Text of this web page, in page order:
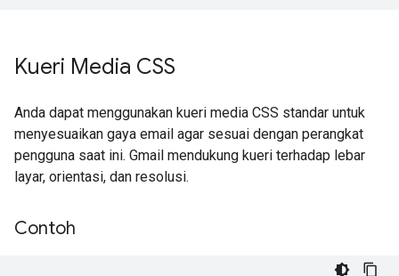
Kueri Media CSS
Anda dapat menggunakan kueri media CSS standar untuk
menyesuaikan gaya email agar sesuai dengan perangkat
pengguna saat ini. Gmail mendukung kueri terhadap lebar
layar, orientasi, dan resolusi.
Contoh